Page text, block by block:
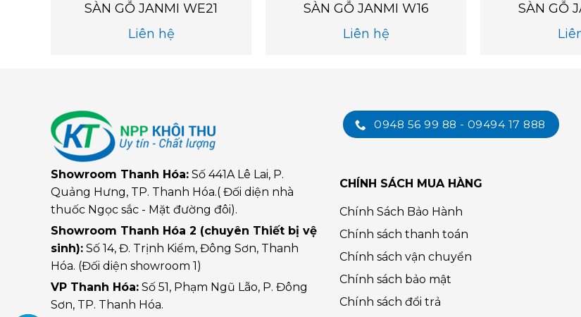
SÀN GỖ JANMI WE21
Liên hệ
SÀN GỖ JANMI W16
Liên hệ
SÀN GỖ
0948 56 99 88 - 09494 17 888
Showroom Thanh Hóa: Số 441A Lê Lai, P.
Quảng Hưng, TP. Thanh Hóa.( Đối diện nhà
thuốc Ngọc sắc - Mặt đường đôi).
Showroom Thanh Hóa 2 (chuyên Thiết bị vệ
sinh): Số 14, Đ. Trịnh Kiểm, Đông Sơn, Thanh
Hóa. (Đối diện showroom 1)
VP Thanh Hóa: Số 51, Phạm Ngũ Lão, P. Đông
Sơn, TP. Thanh Hóa.
CHÍNH SÁCH MUA HÀNG
Chính Sách Bảo Hành
Chính sách thanh toán
Chính sách vận chuyển
Chính sách bảo mật
Chính sách đổi trả